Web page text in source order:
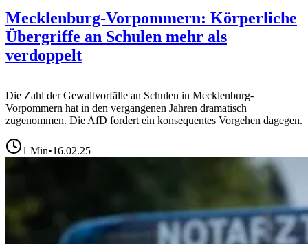
Mecklenburg-Vorpommern: Körperliche
Übergriffe an Schulen mehr als
verdoppelt
Die Zahl der Gewaltvorfälle an Schulen in Mecklenburg-
Vorpommern hat in den vergangenen Jahren dramatisch
zugenommen. Die AfD fordert ein konsequentes Vorgehen dagegen.
1 Min•16.02.25